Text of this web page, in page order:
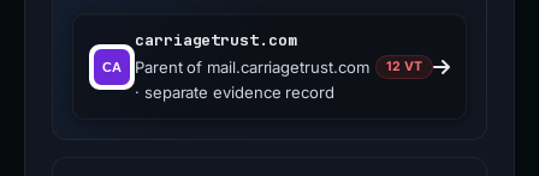
carriagetrust.com
Parent of mail.carriagetrust.com
· separate evidence record
12 VT